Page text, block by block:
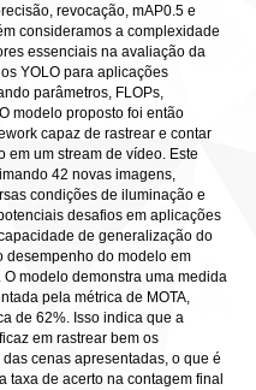
revocação, mAP0.5 e
consideramos a complexidade
essenciais na avaliação da
YOLO para aplicações
parâmetros, FLOPs,
modelo proposto foi então
capaz de rastrear e contar
em um stream de vídeo. Este
42 novas imagens,
condições de iluminação e
desafios em aplicações
de generalização do
desempenho do modelo em
modelo demonstra uma medida
pela métrica de MOTA,
de 62%. Isso indica que a
em rastrear bem os
cenas apresentadas, o que é
taxa de acerto na contagem final